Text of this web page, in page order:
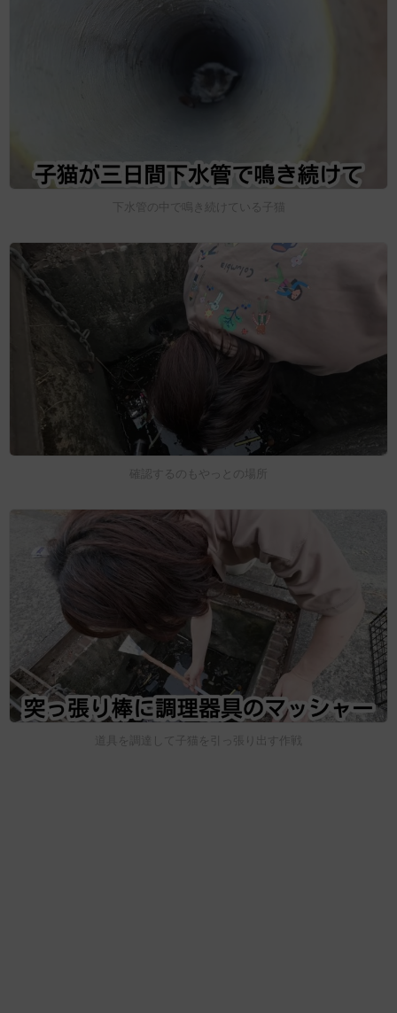
下水管の中で鳴き続けている子猫
確認するのもやっとの場所
道具を調達して子猫を引っ張り出す作戦